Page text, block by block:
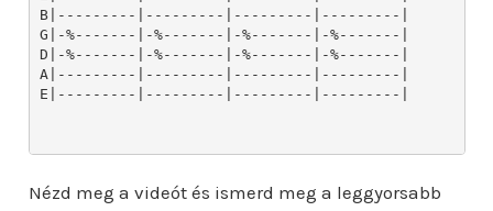
Nézd meg a videót és ismerd meg a leggyorsabb